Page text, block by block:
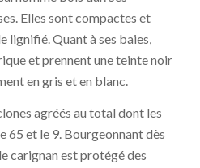
Elles sont compactes et
lignifié. Quant à ses baies,
et prennent une teinte noir
en gris et en blanc.
agréés au total dont les
65 et le 9. Bourgeonnant dès
carignan est protégé des